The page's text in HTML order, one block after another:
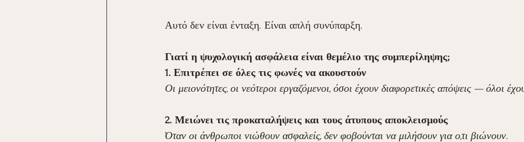
Αυτό δεν είναι ένταξη. Είναι απλή συνύπαρξη.
Γιατί η ψυχολογική ασφάλεια είναι θεμέλιο της συμπερίληψης;
1. Επιτρέπει σε όλες τις φωνές να ακουστούν
Οι μειονότητες, οι νεότεροι εργαζόμενοι, όσοι έχουν διαφορετικές απόψεις — όλοι
2. Μειώνει τις προκαταλήψεις και τους άτυπους αποκλεισμούς
Όταν οι άνθρωποι νιώθουν ασφαλείς, δεν φοβούνται να μιλήσουν για ο,τι βιώνουν.